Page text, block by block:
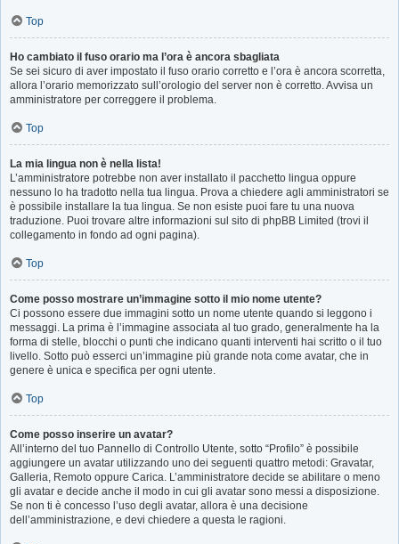
Top
Ho cambiato il fuso orario ma l’ora è ancora sbagliata
Se sei sicuro di aver impostato il fuso orario corretto e l’ora è ancora scorretta,
allora l’orario memorizzato sull’orologio del server non è corretto. Avvisa un
amministratore per correggere il problema.
Top
La mia lingua non è nella lista!
L’amministratore potrebbe non aver installato il pacchetto lingua oppure
nessuno lo ha tradotto nella tua lingua. Prova a chiedere agli amministratori se
è possibile installare la tua lingua. Se non esiste puoi fare tu una nuova
traduzione. Puoi trovare altre informazioni sul sito di phpBB Limited (trovi il
collegamento in fondo ad ogni pagina).
Top
Come posso mostrare un’immagine sotto il mio nome utente?
Ci possono essere due immagini sotto un nome utente quando si leggono i
messaggi. La prima è l’immagine associata al tuo grado, generalmente ha la
forma di stelle, blocchi o punti che indicano quanti interventi hai scritto o il tuo
livello. Sotto può esserci un’immagine più grande nota come avatar, che in
genere è unica e specifica per ogni utente.
Top
Come posso inserire un avatar?
All’interno del tuo Pannello di Controllo Utente, sotto “Profilo” è possibile
aggiungere un avatar utilizzando uno dei seguenti quattro metodi: Gravatar,
Galleria, Remoto oppure Carica. L’amministratore decide se abilitare o meno
gli avatar e decide anche il modo in cui gli avatar sono messi a disposizione.
Se non ti è concesso l’uso degli avatar, allora è una decisione
dell’amministrazione, e devi chiedere a questa le ragioni.